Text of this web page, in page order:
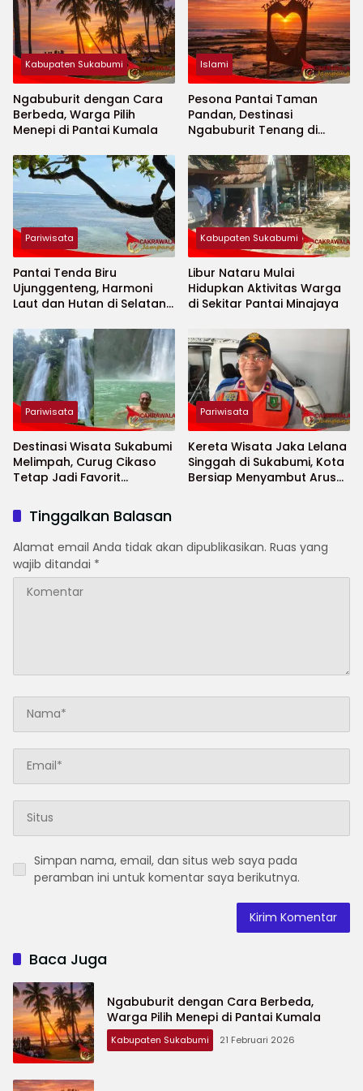
Kabupaten Sukabumi
Ngabuburit dengan Cara
Berbeda, Warga Pilih
Menepi di Pantai Kumala
Islami
Pesona Pantai Taman
Pandan, Destinasi
Ngabuburit Tenang di
Pariwisata
Pantai Tenda Biru
Ujunggenteng, Harmoni
Laut dan Hutan di Selatan
Kabupaten Sukabumi
Libur Nataru Mulai
Hidupkan Aktivitas Warga
di Sekitar Pantai Minajaya
Pariwisata
Destinasi Wisata Sukabumi
Melimpah, Curug Cikaso
Tetap Jadi Favorit
Pariwisata
Kereta Wisata Jaka Lelana
Singgah di Sukabumi, Kota
Bersiap Menyambut Arus
Tinggalkan Balasan
Alamat email Anda tidak akan dipublikasikan. Ruas yang
wajib ditandai *
Simpan nama, email, dan situs web saya pada
peramban ini untuk komentar saya berikutnya.
Baca Juga
Ngabuburit dengan Cara Berbeda,
Warga Pilih Menepi di Pantai Kumala
Kabupaten Sukabumi 21 Februari 2026